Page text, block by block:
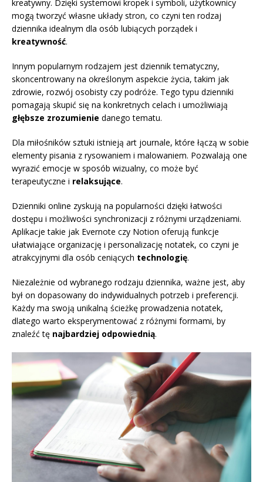
kreatywny. Dzięki systemowi kropek i symboli, użytkownicy
mogą tworzyć własne układy stron, co czyni ten rodzaj
dziennika idealnym dla osób lubiących porządek i
kreatywność.
Innym popularnym rodzajem jest dziennik tematyczny,
skoncentrowany na określonym aspekcie życia, takim jak
zdrowie, rozwój osobisty czy podróże. Tego typu dzienniki
pomagają skupić się na konkretnych celach i umożliwiają
głębsze zrozumienie danego tematu.
Dla miłośników sztuki istnieją art journale, które łączą w sobie
elementy pisania z rysowaniem i malowaniem. Pozwalają one
wyrazić emocje w sposób wizualny, co może być
terapeutyczne i relaksujące.
Dzienniki online zyskują na popularności dzięki łatwości
dostępu i możliwości synchronizacji z różnymi urządzeniami.
Aplikacje takie jak Evernote czy Notion oferują funkcje
ułatwiające organizację i personalizację notatek, co czyni je
atrakcyjnymi dla osób ceniących technologię.
Niezależnie od wybranego rodzaju dziennika, ważne jest, aby
był on dopasowany do indywidualnych potrzeb i preferencji.
Każdy ma swoją unikalną ścieżkę prowadzenia notatek,
dlatego warto eksperymentować z różnymi formami, by
znaleźć tę najbardziej odpowiednią.